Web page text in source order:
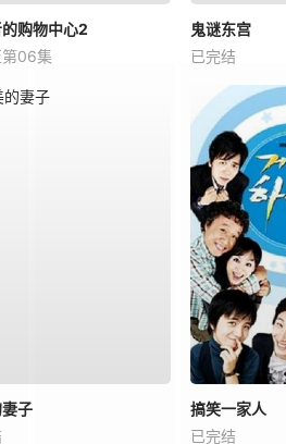
购物中心2
06集
鬼谜东宫
已完结
子
搞笑一家人
已完结